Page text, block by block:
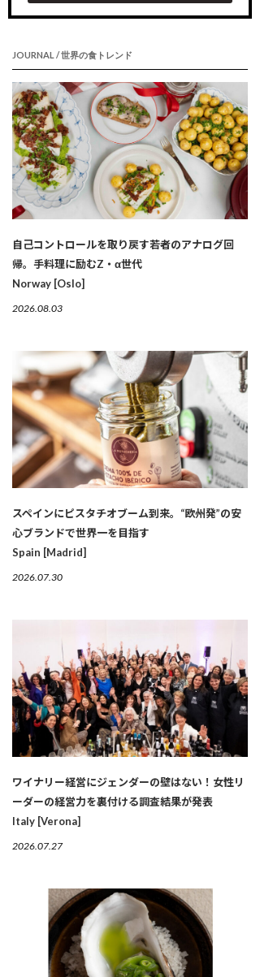
JOURNAL / 世界の食トレンド
自己コントロールを取り戻す若者のアナログ回
帰。手料理に励むZ・α世代
Norway [Oslo]
2026.08.03
スペインにピスタチオブーム到来。“欧州発”の安
心ブランドで世界一を目指す
Spain [Madrid]
2026.07.30
ワイナリー経営にジェンダーの壁はない！女性リ
ーダーの経営力を裏付ける調査結果が発表
Italy [Verona]
2026.07.27